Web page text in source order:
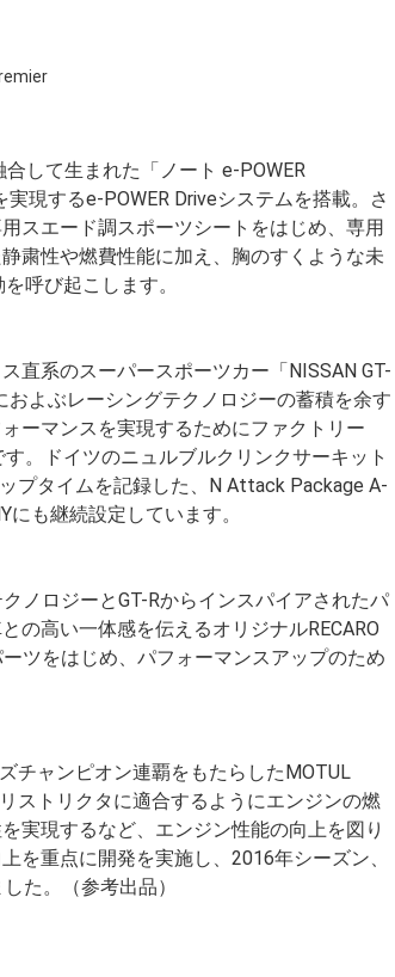
合して生まれた「ノート e-POWER
現するe-POWER Driveシステムを搭載。さ
スエード調スポーツシートをはじめ、専用
粛性や燃費性能に加え、胸のすくような未
呼び起こします。
直系のスーパースポーツカー「NISSAN GT-
よぶレーシングテクノロジーの蓄積を余す
ーマンスを実現するためにファクトリー
。ドイツのニュルブルクリンクサーキット
プタイムを記録した、N Attack Package A-
も継続設定しています。
ノロジーとGT-Rからインスパイアされたパ
の高い一体感を伝えるオリジナルRECARO
ツをはじめ、パフォーマンスアップのため
チャンピオン連覇をもたらしたMOTUL
ストリクタに適合するようにエンジンの燃
実現するなど、エンジン性能の向上を図り
を重点に開発を実施し、2016年シーズン、
た。（参考出品）